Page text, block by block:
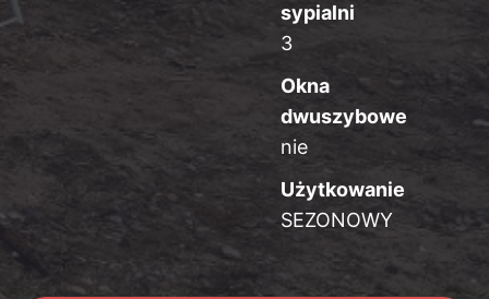
sypialni
3
Okna
dwuszybowe
nie
Użytkowanie
SEZONOWY